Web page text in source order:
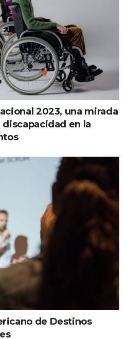
2023, una mirada
discapacidad en la
de Destinos